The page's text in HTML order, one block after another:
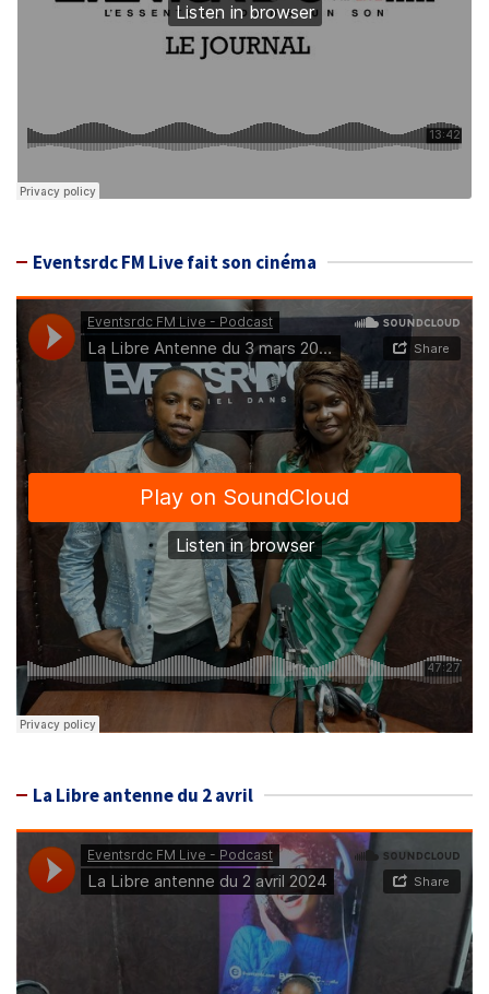
Eventsrdc FM Live fait son cinéma
La Libre antenne du 2 avril